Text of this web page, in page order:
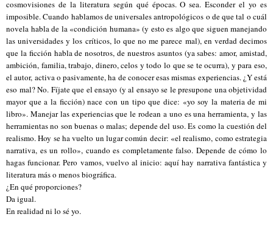
cosmovisiones de la literatura según qué épocas. O sea. Esconder el yo es
imposible. Cuando hablamos de universales antropológicos o de que tal o cuál
novela habla de la «condición humana» (y esto es algo que siguen manejando
las universidades y los críticos, lo que no me parece mal), en verdad decimos
que la ficción habla de nosotros, de nuestros asuntos (ya sabes: amor, amistad,
ambición, familia, trabajo, dinero, celos y todo lo que se te ocurra), y para eso,
el autor, activa o pasivamente, ha de conocer esas mismas experiencias. ¿Y está
eso mal? No. Fíjate que el ensayo (y al ensayo se le presupone una objetividad
mayor que a la ficción) nace con un tipo que dice: «yo soy la materia de mi
libro». Manejar las experiencias que le rodean a uno es una herramienta, y las
herramientas no son buenas o malas; depende del uso. Es como la cuestión del
realismo. Hoy se ha vuelto un lugar común decir: «el realismo, como estrategia
narrativa, es un rollo», cuando es completamente falso. Depende de cómo lo
hagas funcionar. Pero vamos, vuelvo al inicio: aquí hay narrativa fantástica y
literatura más o menos biográfica.
¿En qué proporciones?
Da igual.
En realidad ni lo sé yo.